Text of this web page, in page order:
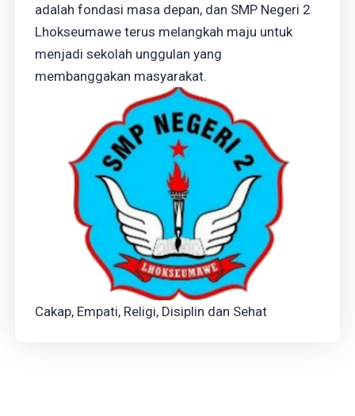
adalah fondasi masa depan, dan SMP Negeri 2
Lhokseumawe terus melangkah maju untuk
menjadi sekolah unggulan yang
membanggakan masyarakat.
Cakap, Empati, Religi, Disiplin dan Sehat